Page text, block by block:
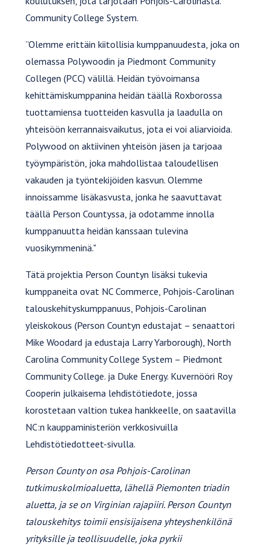
Community College System.
”Olemme erittäin kiitollisia kumppanuudesta, joka on
olemassa Polywoodin ja Piedmont Community
Collegen (PCC) välillä. Heidän työvoimansa
kehittämiskumppanina heidän täällä Roxborossa
tuottamiensa tuotteiden kasvulla ja laadulla on
yhteisöön kerrannaisvaikutus, jota ei voi aliarvioida.
Polywood on aktiivinen yhteisön jäsen ja tarjoaa
työympäristön, joka mahdollistaa taloudellisen
vakauden ja työntekijöiden kasvun. Olemme
innoissamme lisäkasvusta, jonka he saavuttavat
täällä Person Countyssa, ja odotamme innolla
kumppanuutta heidän kanssaan tulevina
vuosikymmeninä."
Tätä projektia Person Countyn lisäksi tukevia
kumppaneita ovat NC Commerce, Pohjois-Carolinan
talouskehityskumppanuus, Pohjois-Carolinan
yleiskokous (Person Countyn edustajat – senaattori
Mike Woodard ja edustaja Larry Yarborough), North
Carolina Community College System – Piedmont
Community College. ja Duke Energy. Kuvernööri Roy
Cooperin julkaisema lehdistötiedote, jossa
korostetaan valtion tukea hankkeelle, on saatavilla
NC:n kauppaministeriön verkkosivuilla
Lehdistötiedotteet-sivulla.
Person County on osa Pohjois-Carolinan
tutkimuskolmioaluetta, lähellä Piemonten triadin
aluetta, ja se on Virginian rajapiiri. Person Countyn
talouskehitys toimii ensisijaisena yhteyshenkilönä
yrityksille ja teollisuudelle, joka pyrkii